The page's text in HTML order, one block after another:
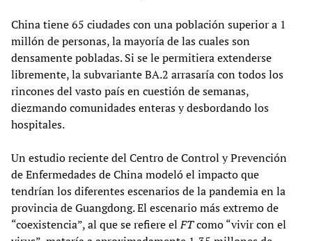
China tiene 65 ciudades con una población superior a 1
millón de personas, la mayoría de las cuales son
densamente pobladas. Si se le permitiera extenderse
libremente, la subvariante BA.2 arrasaría con todos los
rincones del vasto país en cuestión de semanas,
diezmando comunidades enteras y desbordando los
hospitales.
Un estudio reciente del Centro de Control y Prevención
de Enfermedades de China modeló el impacto que
tendrían los diferentes escenarios de la pandemia en la
provincia de Guangdong. El escenario más extremo de
“coexistencia”, al que se refiere elFTcomo “vivir con el